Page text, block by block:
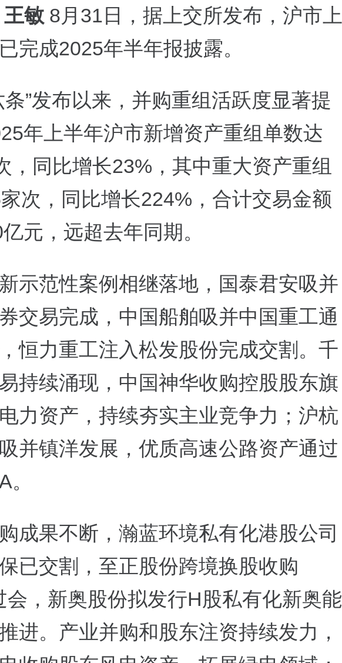
敏 8月31日，据上交所发布，沪市上
完成2025年半年报披露。
条”发布以来，并购重组活跃度显著提
年上半年沪市新增资产重组单数达
，同比增长23%，其中重大资产重组
次，同比增长224%，合计交易金额
元，远超去年同期。
示范性案例相继落地，国泰君安吸并
交易完成，中国船舶吸并中国重工通
恒力重工注入松发股份完成交割。千
持续涌现，中国神华收购控股股东旗
力资产，持续夯实主业竞争力；沪杭
并镇洋发展，优质高速公路资产通过
成果不断，瀚蓝环境私有化港股公司
已交割，至正股份跨境换股收购
会，新奥股份拟发行H股私有化新奥能
进。产业并购和股东注资持续发力，